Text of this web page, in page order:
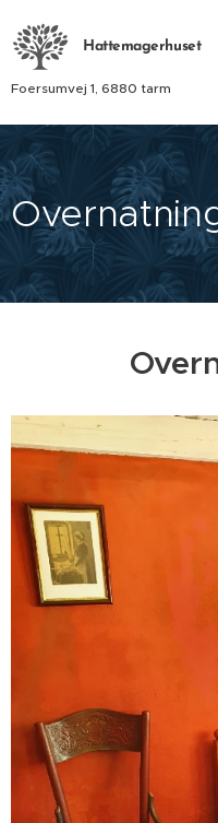
Hattemagerhuset
Foersumvej 1, 6880 tarm